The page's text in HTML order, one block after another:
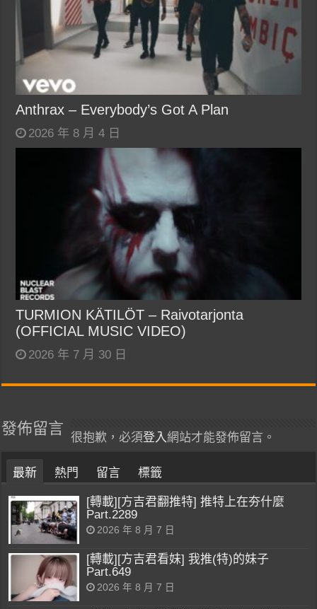
Anthrax – Everybody’s Got A Plan
2026 年 8 月 4 日
TURMION KÄTILÖT – Raivotarjonta
(OFFICIAL MUSIC VIDEO)
2026 年 7 月 30 日
發佈留言
很抱歉，必須登入網站才能發佈留言。
最新 熱門 留言 標籤
[轉載][方吉君翻推特] 推特上在夯什麼
Part.2289
2026 年 8 月 7 日
[轉載][方吉君看妹] 我推(特)的妹子
Part.649
2026 年 8 月 7 日